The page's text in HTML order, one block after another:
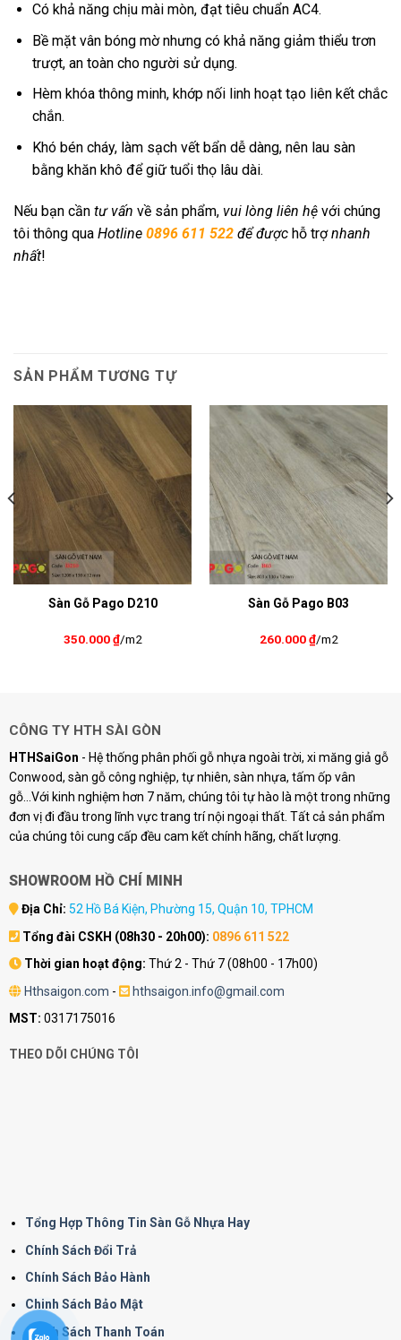
Có khả năng chịu mài mòn, đạt tiêu chuẩn AC4.
Bề mặt vân bóng mờ nhưng có khả năng giảm thiểu trơn
trượt, an toàn cho người sử dụng.
Hèm khóa thông minh, khớp nối linh hoạt tạo liên kết chắc
chắn.
Khó bén cháy, làm sạch vết bẩn dễ dàng, nên lau sàn
bằng khăn khô để giữ tuổi thọ lâu dài.
Nếu bạn cần tư vấn về sản phẩm, vui lòng liên hệ với chúng
tôi thông qua Hotline 0896 611 522 để được hỗ trợnhanh
nhất!
SẢN PHẨM TƯƠNG TỰ
Sàn Gỗ Pago D210
350.000₫/m2
Sàn Gỗ Pago B03
260.000₫/m2
CÔNG TY HTH SÀI GÒN
HTHSaiGon - Hệ thống phân phối gỗ nhựa ngoài trời, xi măng giả gỗ
Conwood, sàn gỗ công nghiệp, tự nhiên, sàn nhựa, tấm ốp vân
gỗ...Với kinh nghiệm hơn 7 năm, chúng tôi tự hào là một trong những
đơn vị đi đầu trong lĩnh vực trang trí nội ngoại thất. Tất cả sản phẩm
của chúng tôi cung cấp đều cam kết chính hãng, chất lượng.
SHOWROOM HỒ CHÍ MINH
Địa Chỉ: 52 Hồ Bá Kiện, Phường 15, Quận 10, TPHCM
Tổng đài CSKH (08h30 - 20h00): 0896 611 522
Thời gian hoạt động: Thứ 2 - Thứ 7 (08h00 - 17h00)
Hthsaigon.com -
hthsaigon.info@gmail.com
MST: 0317175016
THEO DÕI CHÚNG TÔI
Tổng Hợp Thông Tin Sàn Gỗ Nhựa Hay
Chính Sách Đổi Trả
Chính Sách Bảo Hành
Chinh Sách Bảo Mật
Chính Sách Thanh Toán